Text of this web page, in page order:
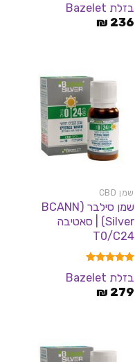
בזלת Bazelet
236
₪
שמן CBD
שמן סילבר (BCANN
Silver) | סאטיבה
T0/C24
מתוך 5
בזלת Bazelet
279
₪